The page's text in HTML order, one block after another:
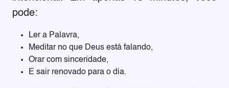
pode:
Ler a Palavra,
Meditar no que Deus está falando,
Orar com sinceridade,
E sair renovado para o dia.